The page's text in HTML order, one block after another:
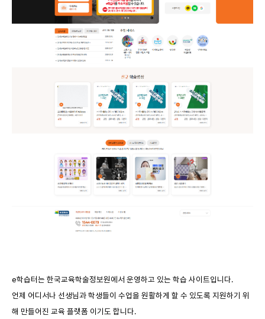
e학습터는 한국교육학술정보원에서 운영하고 있는 학습 사이트입니다.
언제 어디서나 선생님과 학생들이 수업을 원활하게 할 수 있도록 지원하기 위
해 만들어진 교육 플랫폼 이기도 합니다.